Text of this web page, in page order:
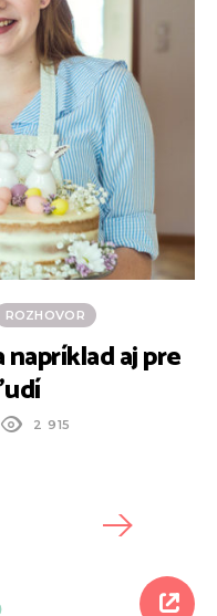
ROZHOVOR
aj pre
2 915